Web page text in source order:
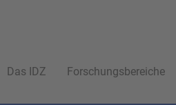
Das IDZ Forschungsbereiche